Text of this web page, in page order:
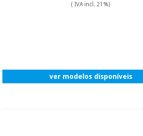
Veterinária
( IVA incl. 21%)
ver modelos disponíveis